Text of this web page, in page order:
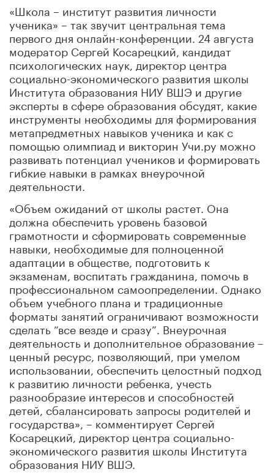
«Школа – институт развития личности
ученика» – так звучит центральная тема
первого дня онлайн-конференции. 24 августа
модератор Сергей Косарецкий, кандидат
психологических наук, директор центра
социально-экономического развития школы
Института образования НИУ ВШЭ и другие
эксперты в сфере образования обсудят, какие
инструменты необходимы для формирования
метапредметных навыков ученика и как с
помощью олимпиад и викторин Учи.ру можно
развивать потенциал учеников и формировать
гибкие навыки в рамках внеурочной
деятельности.
«Объем ожиданий от школы растет. Она
должна обеспечить уровень базовой
грамотности и сформировать современные
навыки, необходимые для полноценной
адаптации в обществе, подготовить к
экзаменам, воспитать гражданина, помочь в
профессиональном самоопределении. Однако
объем учебного плана и традиционные
форматы занятий ограничивают возможности
сделать “все везде и сразу”. Внеурочная
деятельность и дополнительное образование –
ценный ресурс, позволяющий, при умелом
использовании, обеспечить целостный подход
к развитию личности ребенка, учесть
разнообразие интересов и способностей
детей, сбалансировать запросы родителей и
государства», – комментирует Сергей
Косарецкий, директор центра социально-
экономического развития школы Института
образования НИУ ВШЭ.